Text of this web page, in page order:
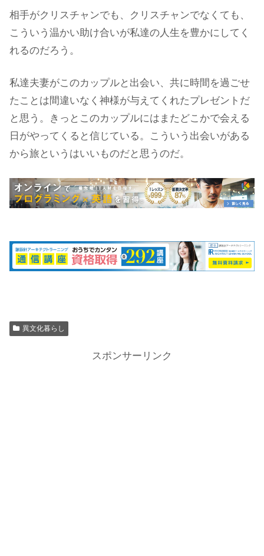
相手がクリスチャンでも、クリスチャンでなくても、
こういう温かい助け合いが私達の人生を豊かにしてく
れるのだろう。
私達夫妻がこのカップルと出会い、共に時間を過ごせ
たことは間違いなく神様が与えてくれたプレゼントだ
と思う。きっとこのカップルにはまたどこかで会える
日がやってくると信じている。こういう出会いがある
から旅というはいいものだと思うのだ。
異文化暮らし
スポンサーリンク